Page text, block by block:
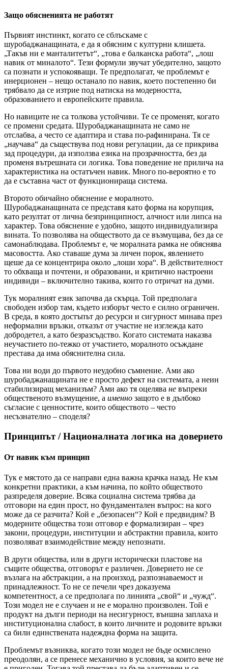
Защо обясненията не работят
Първият инстинкт, когато се сблъскаме с
шуробаджанащината, е да я обясним с културни клишета.
„Такъв ни е манталитетът“, „това е балканска работа“, „лош
навик от миналото“. Тези формули звучат убедително, защото
са познати и успокояващи. Те предполагат, че проблемът е
инерционен – нещо останало по навик, което постепенно би
трябвало да се изтрие под натиска на модерността,
образованието и европейските правила.
Но навиците не са толкова устойчиви. Те се променят, когато
се промени средата. Шуробаджанащината не само не
отслабва, а често се адаптира и става по-рафинирана. Тя се
„научава“ да съществува под нови регулации, да се прикрива
зад процедури, да използва езика на прозрачността, без да
променя вътрешната си логика. Това поведение не прилича на
характеристика на остатъчен навик. Много по-вероятно е то
да е съставна част от функционираща система.
Второто обичайно обяснение е моралното.
Шуробаджанащината се представя като форма на корупция,
като резултат от лична безпринципност, алчност или липса на
характер. Това обяснение е удобно, защото индивидуализира
вината. То позволява на обществото да се възмущава, без да се
самонаблюдава. Проблемът е, че моралната рамка не обяснява
масовостта. Ако ставаше дума за личен порок, явлението
щеше да се концентрира около „лоши хора“. В действителност
то обхваща и почтени, и образовани, и критично настроени
индивиди – включително такива, които го отричат на думи.
Тук моралният език започва да скърца. Той предполага
свободен избор там, където изборът често е силно ограничен.
В среда, в която достъпът до ресурси и сигурност минава през
неформални връзки, отказът от участие не изглежда като
добродетел, а като безразсъдство. Когато системата наказва
неучастието по-тежко от участието, моралното осъждане
престава да има обяснителна сила.
Това ни води до първото неудобно съмнение. Ами ако
шуробаджанащината не е просто дефект на системата, а неин
стабилизиращ механизъм? Ами ако тя оцелява не въпреки
общественото възмущение, а именно защото е в дълбоко
съгласие с ценностите, които обществото – често
несъзнателно – споделя?
Принципът / Националната логика на доверието
От навик към принцип
Тук е мястото да се направи една важна крачка назад. Не към
конкретни практики, а към начина, по който обществото
разпределя доверие. Всяка социална система трябва да
отговори на един прост, но фундаментален въпрос: на кого
може да се разчита? Кой е „безопасен“? Кой е предвидим? В
модерните общества този отговор е формализиран – чрез
закони, процедури, институции и абстрактни правила, които
позволяват взаимодействие между непознати.
В други общества, или в други исторически пластове на
същите общества, отговорът е различен. Доверието не се
възлага на абстракции, а на произход, разпознаваемост и
принадлежност. То не се печели чрез доказуема
компетентност, а се предполага по линията „свой“ и „чужд“.
Този модел не е случаен и не е морално произволен. Той е
продукт на дълги периоди на несигурност, външна заплаха и
институционална слабост, в които личните и родовите връзки
са били единствената надеждна форма на защита.
Проблемът възниква, когато този модел не бъде осмислено
преодолян, а се пренесе механично в условия, за които вече не